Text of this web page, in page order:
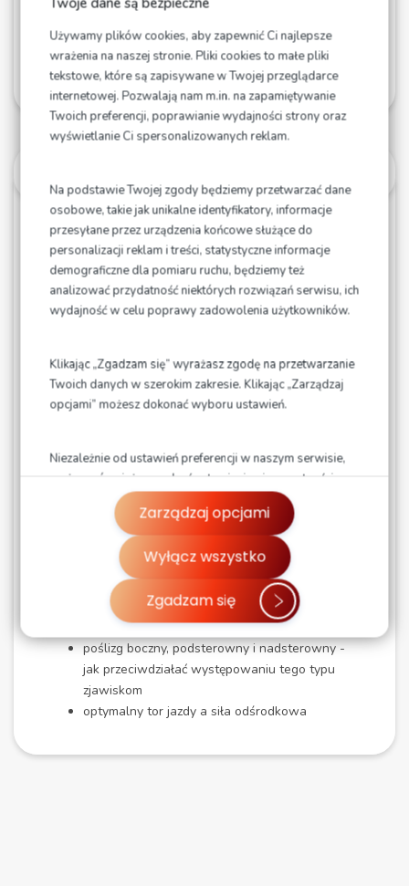
Używamy plików cookies, aby zapewnić Ci najlepsze
wrażenia na naszej stronie. Pliki cookies to małe pliki
tekstowe, które są zapisywane w Twojej przeglądarce
internetowej. Pozwalają nam m.in. na zapamiętywanie
Twoich preferencji, poprawianie wydajności strony oraz
wyświetlanie Ci spersonalizowanych reklam.
Na podstawie Twojej zgody będziemy przetwarzać dane
osobowe, takie jak unikalne identyfikatory, informacje
przesyłane przez urządzenia końcowe służące do
personalizacji reklam i treści, statystyczne informacje
demograficzne dla pomiaru ruchu, będziemy też
analizować przydatność niektórych rozwiązań serwisu, ich
wydajność w celu poprawy zadowolenia użytkowników.
Klikając „Zgadzam się” wyrażasz zgodę na przetwarzanie
Twoich danych w szerokim zakresie. Klikając „Zarządzaj
opcjami” możesz dokonać wyboru ustawień.
Niezależnie od ustawień preferencji w naszym serwisie,
możesz również zarządzać ustawieniami prywatności
swojej przeglądarki. Więcej informacji o przetwarzaniu
danych znajdziesz wPolityce prywatności.
Zarządzaj opcjami
Wyłącz wszystko
Zgadzam się
Dodaj do koszyka
3-godzinne
trwa 3 godziny (1 godzinę zajęć teoretycznych, 2
godziny zajęć praktycznych )
Szkolenie I stopnia jest skierowane do
wszystkich kierowców, którzy wcześniej nie mieli do
W trakcie szkolenia przekazujemy wiedzę, jak:
przygotować się do jazdy i dlaczego tak ważna
jest pozycja za kierownicą (wskazujemy
pozytywne i negatywne skutki jej zajęcia)
prawidłowo stosować technikę operowania
kołem kierownicy (slalom wolny, slalom szybki)
hamować w sytuacjach awaryjnych wraz ze
zmianą toru jazdy na śliskiej i suchej nawierzchni
poślizg boczny, podsterowny i nadsterowny -
jak przeciwdziałać występowaniu tego typu
zjawiskom
optymalny tor jazdy a siła odśrodkowa